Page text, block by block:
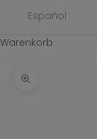
Español
Warenkorb
Bild vergrößern